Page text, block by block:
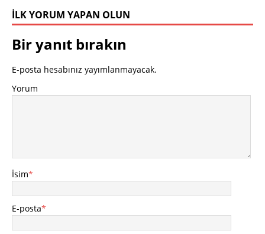
İLK YORUM YAPAN OLUN
Bir yanıt bırakın
E-posta hesabınız yayımlanmayacak.
Yorum
İsim*
E-posta*